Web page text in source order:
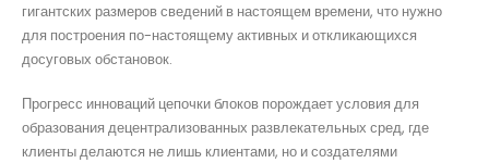
гигантских размеров сведений в настоящем времени, что нужно
для построения по-настоящему активных и откликающихся
досуговых обстановок.
Прогресс инноваций цепочки блоков порождает условия для
образования децентрализованных развлекательных сред, где
клиенты делаются не лишь клиентами, но и создателями